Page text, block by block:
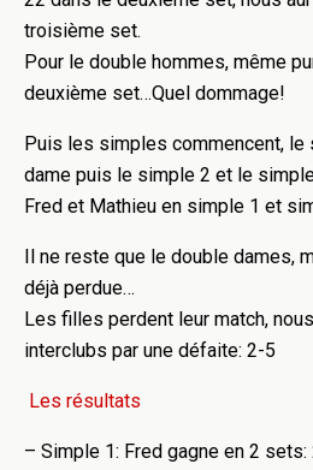
troisième set.
Pour le double hommes, même
deuxième set…Quel dommage!
Puis les simples commencent, le
dame puis le simple 2 et le
Fred et Mathieu en simple 1 et
Il ne reste que le double dames,
déjà perdue…
Les filles perdent leur match,
interclubs par une défaite: 2-5
Les résultats
– Simple 1: Fred gagne en 2